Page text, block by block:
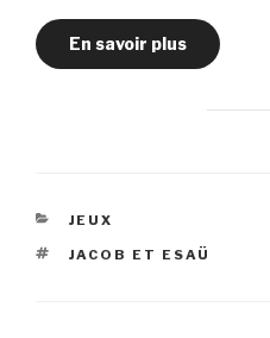
En savoir plus
CATÉGORIES
JEUX
ÉTIQUETTES
JACOB ET ESAÜ